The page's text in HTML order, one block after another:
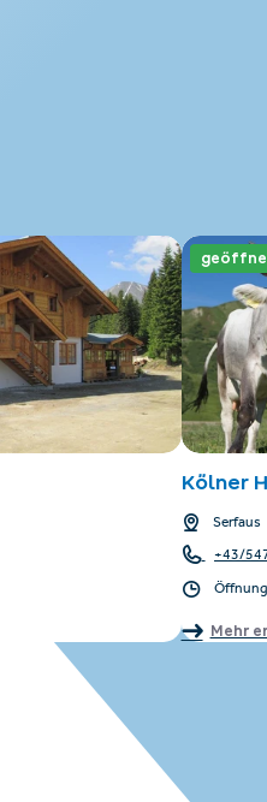
Kölner
Serfaus
+43/
Mehr